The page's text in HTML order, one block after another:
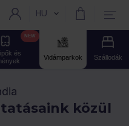
Aktuális nyelv:
HU
és
NEW
Vidámparkok Szállodák
közül